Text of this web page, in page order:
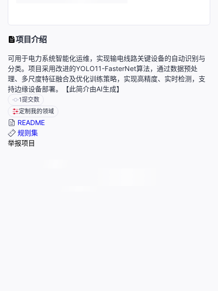
项目介绍
可用于电力系统智能化运维，实现输电线路关键设备的自动识别与
分类。项目采用改进的YOLO11-FasterNet算法，通过数据预处
理、多尺度特征融合及优化训练策略，实现高精度、实时检测，支
持边缘设备部署。【此简介由AI生成】
1提交数
定制我的领域
README
规则集
举报项目